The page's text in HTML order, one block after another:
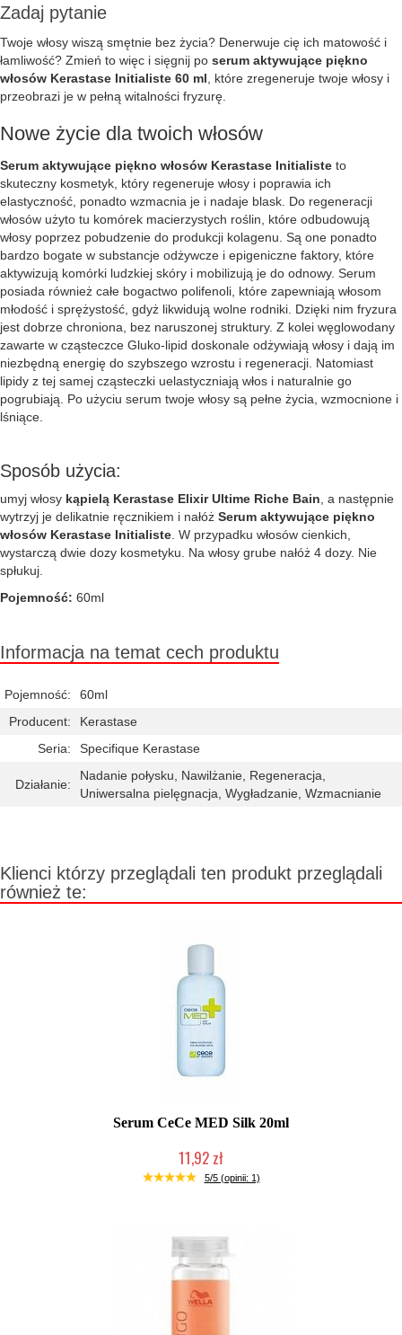
Zadaj pytanie
Twoje włosy wiszą smętnie bez życia? Denerwuje cię ich matowość i
łamliwość? Zmień to więc i sięgnij po serum aktywujące piękno
włosów Kerastase Initialiste 60 ml , które zregeneruje twoje włosy i
przeobrazi je w pełną witalności fryzurę.
Nowe życie dla twoich włosów
Serum aktywujące piękno włosów Kerastase Initialiste to
skuteczny kosmetyk, który regeneruje włosy i poprawia ich
elastyczność, ponadto wzmacnia je i nadaje blask. Do regeneracji
włosów użyto tu komórek macierzystych roślin, które odbudowują
włosy poprzez pobudzenie do produkcji kolagenu. Są one ponadto
bardzo bogate w substancje odżywcze i epigeniczne faktory, które
aktywizują komórki ludzkiej skóry i mobilizują je do odnowy. Serum
posiada również całe bogactwo polifenoli, które zapewniają włosom
młodość i sprężystość, gdyż likwidują wolne rodniki. Dzięki nim fryzura
jest dobrze chroniona, bez naruszonej struktury. Z kolei węglowodany
zawarte w cząsteczce Gluko-lipid doskonale odżywiają włosy i dają im
niezbędną energię do szybszego wzrostu i regeneracji. Natomiast
lipidy z tej samej cząsteczki uelastyczniają włos i naturalnie go
pogrubiają. Po użyciu serum twoje włosy są pełne życia, wzmocnione i
lśniące.
Sposób użycia:
umyj włosy kąpielą Kerastase Elixir Ultime Riche Bain , a następnie
wytrzyj je delikatnie ręcznikiem i nałóż Serum aktywujące piękno
włosów Kerastase Initialiste . W przypadku włosów cienkich,
wystarczą dwie dozy kosmetyku. Na włosy grube nałóż 4 dozy. Nie
spłukuj.
Pojemność: 60ml
Informacja na temat cech produktu
Pojemność:
60ml
Producent:
Kerastase
Seria:
Specifique Kerastase
Działanie:
Nadanie połysku, Nawilżanie, Regeneracja,
Uniwersalna pielęgnacja, Wygładzanie, Wzmacnianie
Klienci którzy przeglądali ten produkt przeglądali
również te:
Serum CeCe MED Silk 20ml
11,92 zł
Produkt wycofany
5/5 (opinii: 1)